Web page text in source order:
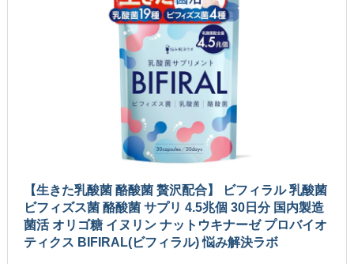
【生きた乳酸菌 酪酸菌 贅沢配合】 ビフィラル 乳酸菌
ビフィズス菌 酪酸菌 サプリ 4.5兆個 30日分 国内製造
菌活 オリゴ糖 イヌリン ナットウキナーゼ プロバイオ
ティクス BIFIRAL(ビフィラル) 悩み解決ラボ